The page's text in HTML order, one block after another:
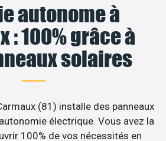
autonome à
: 100% grâce à
solaires
(81) installe des panneaux
électrique. Vous avez la
100% de vos nécessités en